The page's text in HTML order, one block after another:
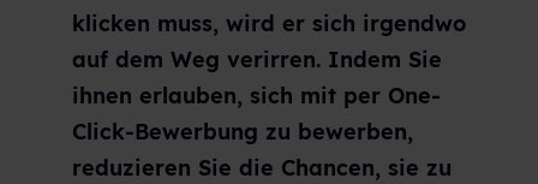
klicken muss, wird er sich irgendwo
auf dem Weg verirren. Indem Sie
ihnen erlauben, sich mit per One-
Click-Bewerbung zu bewerben,
reduzieren Sie die Chancen, sie zu